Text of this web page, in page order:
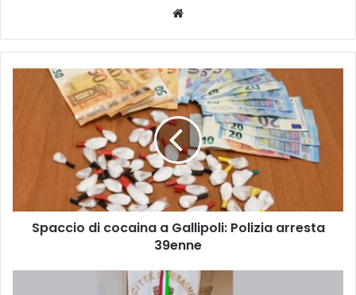
Spaccio
Spaccio di cocaina a Gallipoli: Polizia arresta
39enne